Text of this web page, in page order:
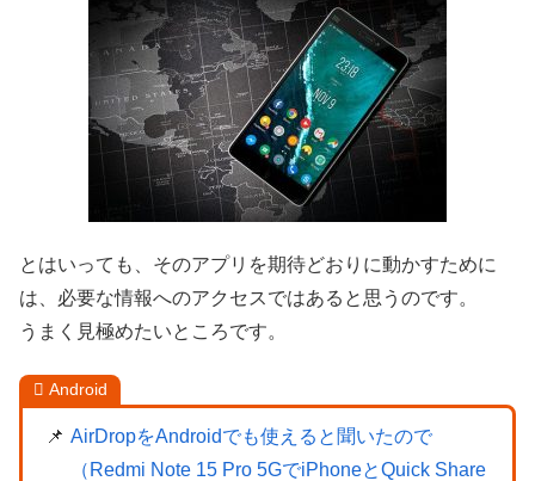
とはいっても、そのアプリを期待どおりに動かすために
は、必要な情報へのアクセスではあると思うのです。
うまく見極めたいところです。
Android
AirDropをAndroidでも使えると聞いたので
（Redmi Note 15 Pro 5GでiPhoneとQuick Share